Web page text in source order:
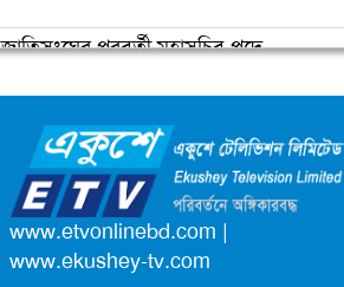
উপজেলা ছাত্রলীগের নতুন কমিটি
আনন্দ মিছিল
জাতিসংঘের পরবর্তী মহাসচিব পদে
ক্যাম্পাস অ্যাম্বাসেডর নিয়োগ দিচ্ছে একুশে
টেলিভিশন
পদোন্নতি পেয়ে সচিব হলেন ২ কর্মকর্তা
www.etvonlinebd.com |
www.ekushey-tv.com